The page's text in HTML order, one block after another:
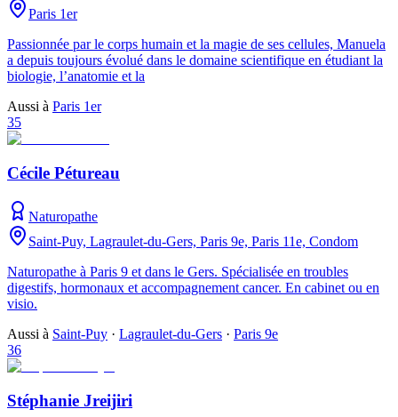
Paris 1er
Passionnée par le corps humain et la magie de ses cellules, Manuela
a depuis toujours évolué dans le domaine scientifique en étudiant la
biologie, l’anatomie et la
Aussi à Paris 1er
35
Cécile Pétureau
Naturopathe
Saint-Puy, Lagraulet-du-Gers, Paris 9e, Paris 11e, Condom
Naturopathe à Paris 9 et dans le Gers. Spécialisée en troubles
digestifs, hormonaux et accompagnement cancer. En cabinet ou en
visio.
Aussi à Saint-Puy · Lagraulet-du-Gers · Paris 9e
36
Stéphanie Jreijiri